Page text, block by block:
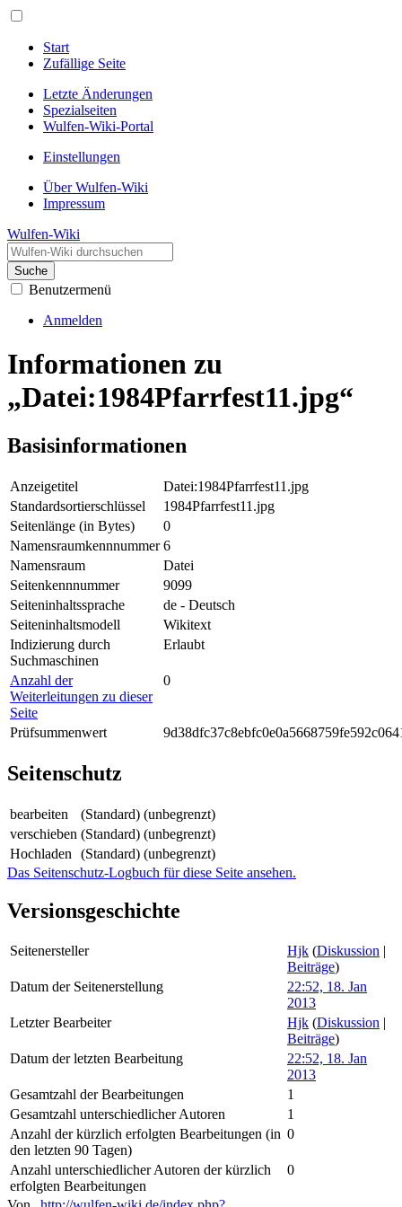
Start
Zufällige Seite
Letzte Änderungen
Spezialseiten
Wulfen-Wiki-Portal
Einstellungen
Über Wulfen-Wiki
Impressum
Wulfen-Wiki
Suche
Benutzermenü
Anmelden
Informationen zu
„Datei:1984Pfarrfest11.jpg“
Basisinformationen
Anzeigetitel
Datei:1984Pfarrfest11.jpg
Standardsortierschlüssel
1984Pfarrfest11.jpg
Seitenlänge (in Bytes)
0
Namensraumkennnummer 6
Namensraum
Datei
Seitenkennnummer
9099
Seiteninhaltssprache
de - Deutsch
Seiteninhaltsmodell
Wikitext
Indizierung durch
Suchmaschinen
Erlaubt
Anzahl der
Weiterleitungen zu dieser
Seite
0
Prüfsummenwert
Seitenschutz
bearbeiten
(Standard) (unbegrenzt)
verschieben (Standard) (unbegrenzt)
Hochladen
(Standard) (unbegrenzt)
Das Seitenschutz-Logbuch für diese Seite ansehen.
Versionsgeschichte
Seitenersteller Hjk (Diskussion |
Beiträge)
Datum der Seitenerstellung
22:52, 18. Jan
2013
Letzter Bearbeiter
Hjk (Diskussion |
Beiträge)
Datum der letzten Bearbeitung
22:52, 18. Jan
2013
Gesamtzahl der Bearbeitungen
1
Gesamtzahl unterschiedlicher Autoren
1
Anzahl der kürzlich erfolgten Bearbeitungen (in
den letzten 90 Tagen)
0
Anzahl unterschiedlicher Autoren der kürzlich
erfolgten Bearbeitungen
0